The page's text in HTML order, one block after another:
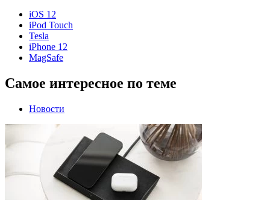
iOS 12
iPod Touch
Tesla
iPhone 12
MagSafe
Самое интересное по теме
Новости